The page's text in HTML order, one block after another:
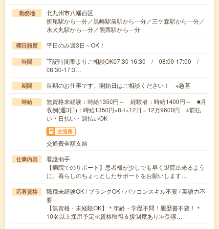
勤務地
北九州市八幡西区
折尾駅から---分／黒崎駅前駅から---分／三ケ森駅から---分／
永犬丸駅から---分／熊西駅から---分
曜日頻度 平日のみ週3日～OK！
時間
下記時間帯よりご相談OK07:30-16:30 / 08:00-17:00 /
08:30-17:3…
期間 長期のお仕事です。開始日はご相談ください！ ※急募
時給
無資格未経験：時給1350円～ 経験者：時給1400円～ ■月
収例(週3日)：時給1350円×8H×12日＝12万9600円 ※前払
い・日払い・週払いOK
交通費
交通費全額支給
仕事内容
看護助手
【病院でのサポート】患者様が少しでも早く退院出来るよう
に、暮らしのちょっとしたサポートをお願いします…
応募資格
職種未経験OK / ブランクOK / パソコンスキル不要 / 英語力不
要
【無資格・未経験OK】＊年齢・学歴不問！履歴書不要！＊
10名以上採用予定≪資格取得支援制度あり≫受講…